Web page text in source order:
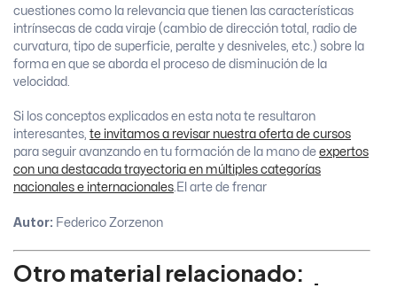
cuestiones como la relevancia que tienen las características
intrínsecas de cada viraje (cambio de dirección total, radio de
curvatura, tipo de superficie, peralte y desniveles, etc.) sobre la
forma en que se aborda el proceso de disminución de la
velocidad.
Si los conceptos explicados en esta nota te resultaron
interesantes, te invitamos a revisar nuestra oferta de cursos
para seguir avanzando en tu formación de la mano de expertos
con una destacada trayectoria en múltiples categorías
nacionales e internacionales El arte de frenar
Autor: Federico Zorzenon
Otro material relacionado: